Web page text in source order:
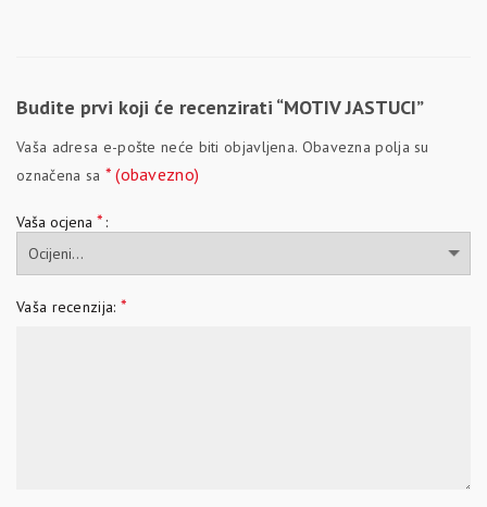
Budite prvi koji će recenzirati “MOTIV JASTUCI”
Vaša adresa e-pošte neće biti objavljena. Obavezna polja su
označena sa * (obavezno)
Vaša ocjena *
Vaša recenzija: *